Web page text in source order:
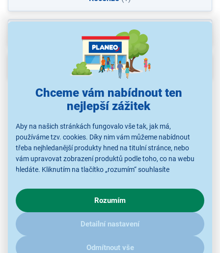
Chceme vám nabídnout ten
nejlepší zážitek
Aby na našich stránkách fungovalo vše tak, jak má,
používáme tzv. cookies. Díky nim vám můžeme nabídnout
třeba nejhledanější produkty hned na titulní stránce, nebo
vám upravovat zobrazení produktů podle toho, co na webu
hledáte. Kliknutím na tlačítko „rozumím“ souhlasíte
chování na webu pro zobrazení cílených reklam. Pokud vás
zajímají detaily, jak u nás s cookies a dalšími údaji pracujeme,
kliknětesem.
Rozumím
Detailní nastavení
Odmítnout vše
Popis
Pánské náramkové hodinky Casio GBD-
200UU-9ER G-SHOCK
napájení z baterie
Ke stažení